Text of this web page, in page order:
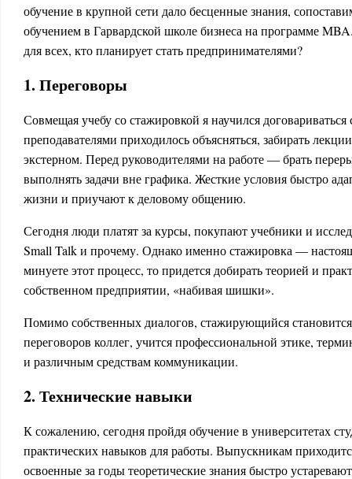
обучение в крупной сети дало бесценные знания,
обучением в Гарвардской школе бизнеса на программе
для всех, кто планирует стать предпринимателями?
1. Переговоры
Совмещая учебу со стажировкой я научился
преподавателями приходилось объясняться, забирать
экстерном. Перед руководителями на работе — брать
выполнять задачи вне графика. Жесткие условия быстро
жизни и приучают к деловому общению.
Сегодня люди платят за курсы, покупают учебники и
Small Talk и прочему. Однако именно стажировка —
минуете этот процесс, то придется добирать теорией и
собственном предприятии, «набивая шишки».
Помимо собственных диалогов, стажирующийся
переговоров коллег, учится профессиональной этике,
и различным средствам коммуникации.
2. Технические навыки
К сожалению, сегодня пройдя обучение в университетах
практических навыков для работы. Выпускникам
освоенные за годы теоретические знания быстро